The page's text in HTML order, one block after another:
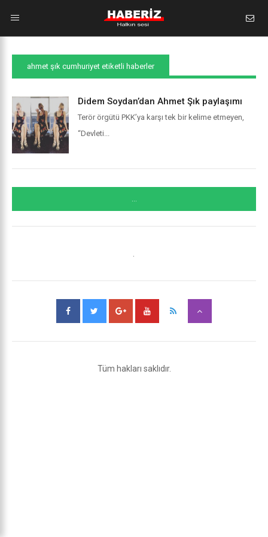
ahmet şık cumhuriyet etiketli haberler
Didem Soydan’dan Ahmet Şık paylaşımı
Terör örgütü PKK’ya karşı tek bir kelime etmeyen,
“Devleti...
...
Tüm hakları saklıdır.